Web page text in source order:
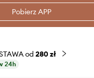
Pobierz APP
od 280 zł
24h